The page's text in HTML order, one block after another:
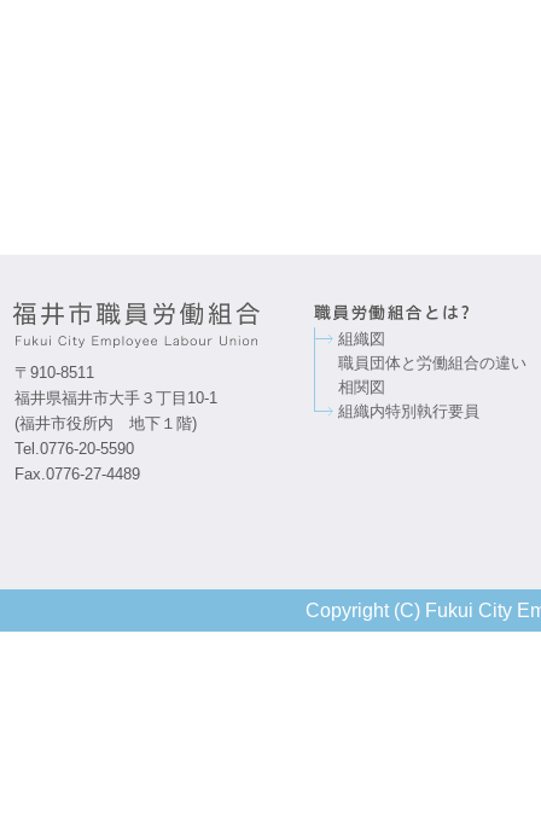
〒910-8511
福井県福井市大手３丁目10-1
(福井市役所内 地下１階)
Tel.0776-20-5590
Fax.0776-27-4489
組織図
職員団体と労働組合の違い
相関図
組織内特別執行要員
Copyright (C) Fukui City